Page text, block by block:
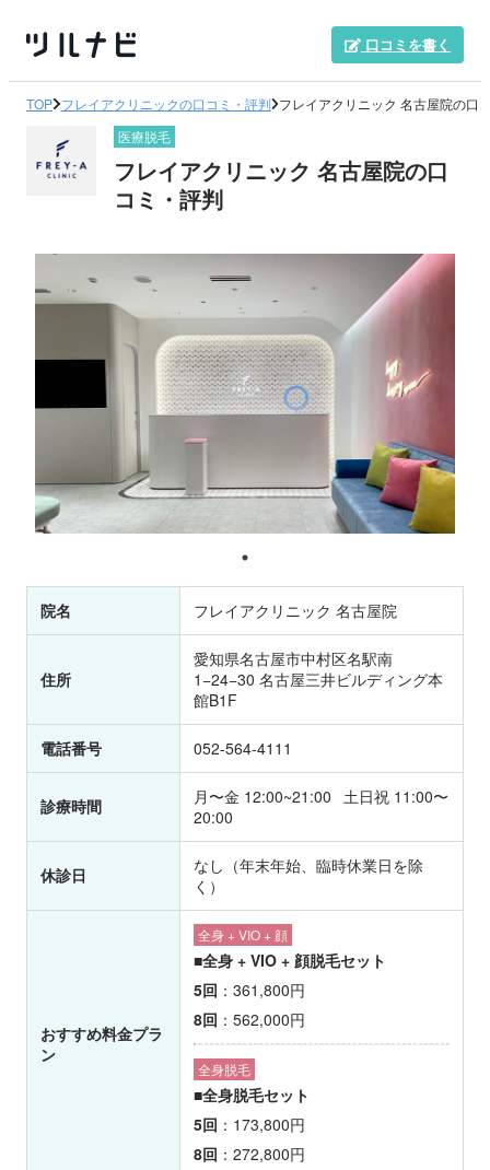
口コミを書く
TOP フレイアクリニックの口コミ・評判 フレイアクリニック 名古屋院の口
医療脱毛
フレイアクリニック 名古屋院の口
コミ・評判
院名 フレイアクリニック 名古屋院
住所
愛知県名古屋市中村区名駅南
1−24−30 名古屋三井ビルディング本
館B1F
電話番号 052-564-4111
診療時間
月〜金 12:00~21:00 土日祝 11:00〜
20:00
休診日
なし（年末年始、臨時休業日を除
く）
おすすめ料金プラ
ン
全身 + VIO + 顔
■全身 + VIO + 顔脱毛セット
5回 ：361,800円
8回 ：562,000円
全身脱毛
■全身脱毛セット
5回 ：173,800円
8回 ：272,800円